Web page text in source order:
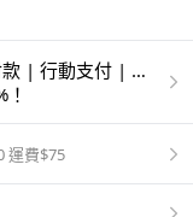
| 行動支付 | 超
運費$75